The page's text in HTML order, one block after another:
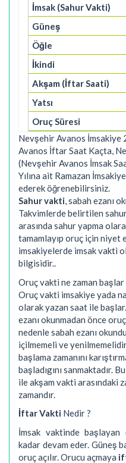
Nevşehir Avanos
Avanos İftar Saat Kaçta,
(Nevşehir Avanos İmsak
Yılına ait Ramazan
ederek öğrenebilirsiniz.
Sahur vakti, sabah ezanı
Takvimlerde belirtilen
arasında sahur yapma
tamamlayıp oruç için niyet
imsakiyelerde imsak vakti
bilgisidir..
Oruç vakti ne zaman başlar
Oruç vakti imsakiye yada
olarak yazan saat ile
ezanı okunmadan önce
nedenle sabah ezanı
içilmemeli ve
başlama zamanını
başladıgını sanmaktadır.
ile akşam vakti arasındaki
zamandır.
İftar Vakti Nedir ?
İmsak vaktinde başlayan
kadar devam eder. Güneş
oruç açılır. Orucu açmaya